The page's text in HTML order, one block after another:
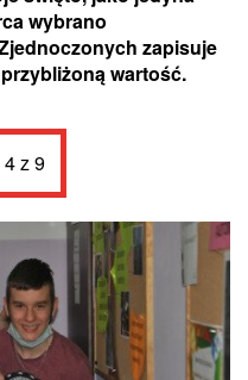
wybrano
zapisuje
wartość.
z 9